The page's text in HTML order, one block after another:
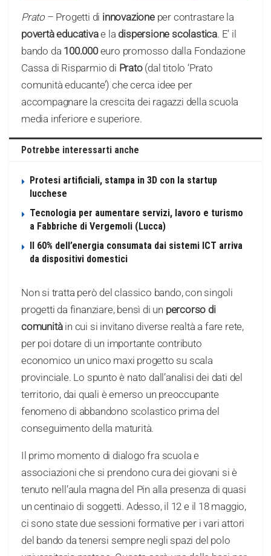
Prato – Progetti di innovazioneper contrastare la
povertà educativae la dispersione scolastica. E’ il
bando da 100.000euro promosso dalla Fondazione
Cassa di Risparmio di Prato(dal titolo ‘Prato
comunità educante’) che cerca idee per
accompagnare la crescita dei ragazzi della scuola
media inferiore e superiore.
Potrebbe interessarti anche
Protesi artificiali, stampa in 3D con la startup
lucchese
Tecnologia per aumentare servizi, lavoro e turismo
a Fabbriche di Vergemoli (Lucca)
Il 60% dell’energia consumata dai sistemi ICT arriva
da dispositivi domestici
Non si tratta però del classico bando, con singoli
progetti da finanziare, bensì di un percorso di
comunitàin cui si invitano diverse realtà a fare rete,
per poi dotare di un importante contributo
economico un unico maxi progetto su scala
provinciale. Lo spunto è nato dall’analisi dei dati del
territorio, dai quali è emerso un preoccupante
fenomeno di abbandono scolastico prima del
conseguimento della maturità.
Il primo momento di dialogo fra scuola e
associazioni che si prendono cura dei giovani si è
tenuto nell’aula magna del Pin alla presenza di quasi
un centinaio di soggetti. Adesso, il 12 e il 18 maggio,
ci sono state due sessioni formative per i vari attori
del bando da tenersi sempre negli spazi del polo